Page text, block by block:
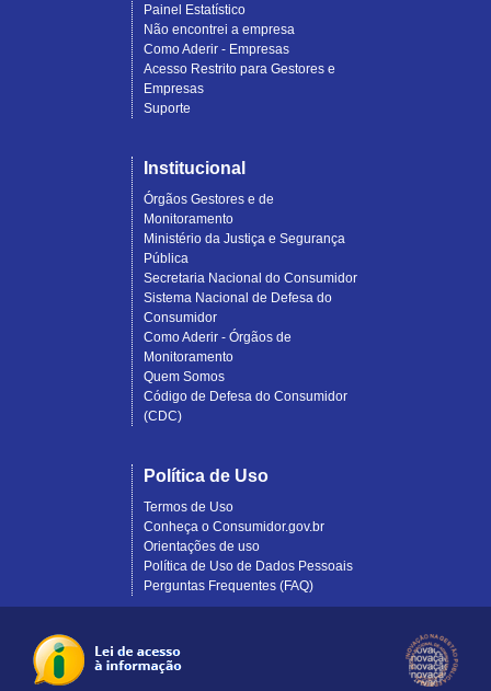
Painel Estatístico
Não encontrei a empresa
Como Aderir - Empresas
Acesso Restrito para Gestores e
Empresas
Suporte
Institucional
Órgãos Gestores e de
Monitoramento
Ministério da Justiça e Segurança
Pública
Secretaria Nacional do Consumidor
Sistema Nacional de Defesa do
Consumidor
Como Aderir - Órgãos de
Monitoramento
Quem Somos
Código de Defesa do Consumidor
(CDC)
Política de Uso
Termos de Uso
Conheça o Consumidor.gov.br
Orientações de uso
Política de Uso de Dados Pessoais
Perguntas Frequentes (FAQ)